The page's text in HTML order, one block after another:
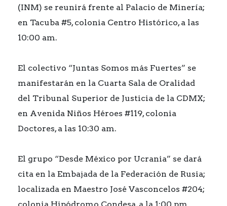
(INM) se reunirá frente al Palacio de Minería;
en Tacuba #5, colonia Centro Histórico, a las
10:00 am.
El colectivo “Juntas Somos más Fuertes” se
manifestarán en la Cuarta Sala de Oralidad
del Tribunal Superior de Justicia de la CDMX;
en Avenida Niños Héroes #119, colonia
Doctores, a las 10:30 am.
El grupo “Desde México por Ucrania” se dará
cita en la Embajada de la Federación de Rusia;
localizada en Maestro José Vasconcelos #204;